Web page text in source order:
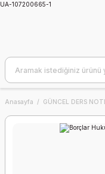
UA-107200665-1
Anasayfa GÜNCEL DERS